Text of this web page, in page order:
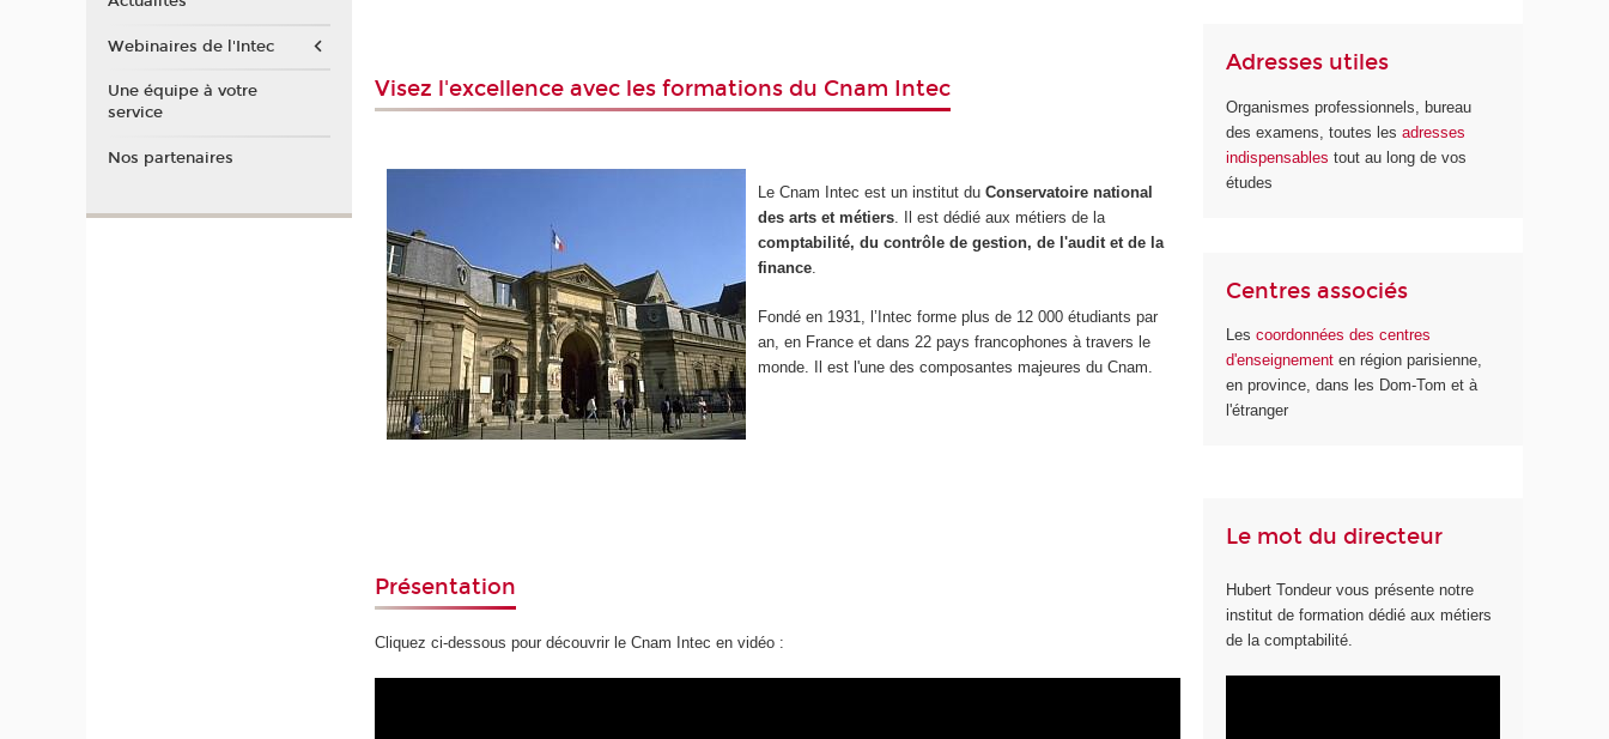
Visez l'excellence avec les formations du Cnam Intec
Le Cnam Intec est un institut duConservatoire national
des arts et métiers. Il est dédié aux métiers de la
comptabilité, du contrôle de gestion, de l'audit et de la
finance.
Fondé en 1931, l’Intec forme plus de 12 000 étudiants par
an, en France et dans 22 paysfrancophones à travers le
monde. Il est l'une des composantes majeures du Cnam.
Présentation
Cliquez ci-dessous pour découvrir le Cnam Intec en vidéo :
Adresses utiles
Organismes professionnels, bureau
des examens, toutes lesadresses
indispensables tout au long de vos
études
Centres associés
Lescoordonnées des centres
d'enseignementen région parisienne,
en province, dans les Dom-Tom et à
l'étranger
Le mot du directeur
Hubert Tondeur vous présente notre
institut de formation dédié aux métiers
de la comptabilité.
Webinaires de l'Intec
Une équipe à votre
service
Nos partenaires